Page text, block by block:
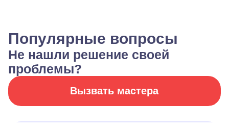
Популярные вопросы
Не нашли решение своей
проблемы?
Вызвать мастера